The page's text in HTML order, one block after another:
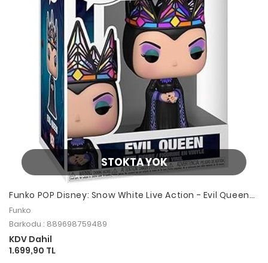
STOKTA YOK
Funko POP Disney: Snow White Live Action - Evil Queen
(Black & Purple)
Funko
Barkodu : 889698759489
KDV Dahil
1.699,90 TL